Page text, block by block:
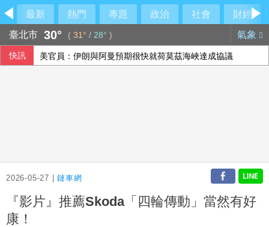
最新 熱門 專題 政治 社會
財經
臺北市 30° ( 31° / 28° ) 氣象
快訊 美官員：伊朗與阿曼預期很快就荷莫茲海峽達成協議
2026-05-27 |鏈車網
『影片』推薦Skoda「四輪傳動」當然有好
康！